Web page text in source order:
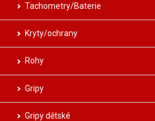
Tachometry/Baterie
Kryty/ochrany
Rohy
Gripy
Gripy dětské